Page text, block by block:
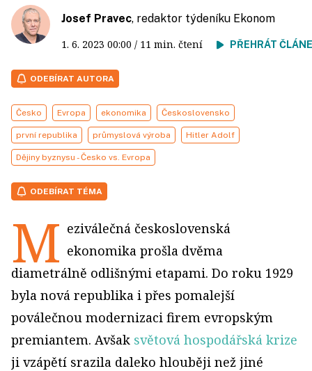
Josef Pravec, redaktor týdeníku Ekonom
1. 6. 2023 00:00 / 11 min. čtení PŘEHRÁT
ODEBÍRAT AUTORA
Česko Evropa ekonomika Československo
první republika průmyslová výroba Hitler Adolf
Dějiny byznysu - Česko vs. Evropa
ODEBÍRAT TÉMA
M eziválečná československá
ekonomika prošla dvěma
diametrálně odlišnými etapami. Do roku 1929
byla nová republika i přes pomalejší
poválečnou modernizaci firem evropským
premiantem. Avšak světová hospodářská krize
ji vzápětí srazila daleko hlouběji než jiné